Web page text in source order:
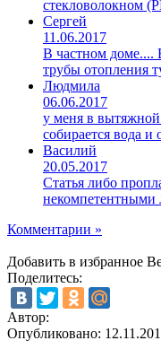
стекловолокном
Сергей
11.06.2017
В частном доме....
трубы отопления
Людмила
06.06.2017
у меня в вытяжной
собирается вода
Василий
20.05.2017
Статья либо
некомпетентными
Комментарии »
Добавить в избранное
Поделитесь:
Автор:
Опубликовано: